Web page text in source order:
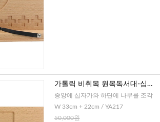
가톨릭 비취목 원목독서대-십자
가
중앙에 십자가와 하단에 나무를 조각
W 33cm + 22cm / YA217
50,000원